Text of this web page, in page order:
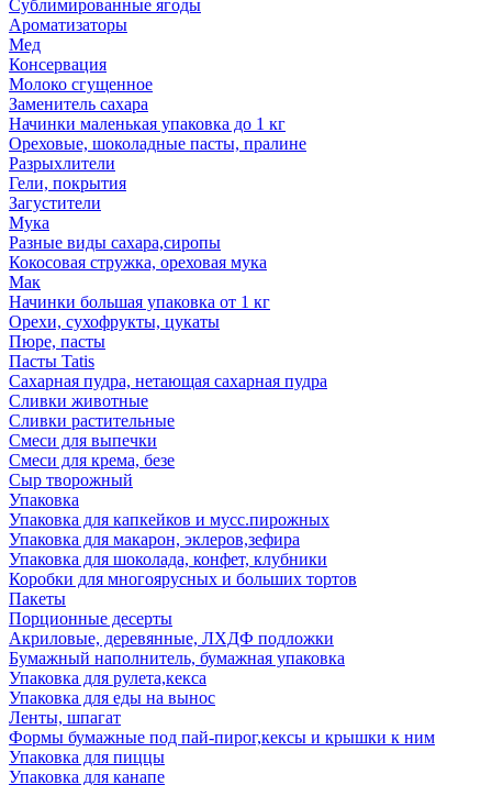
Сублимированные ягоды
Ароматизаторы
Мед
Консервация
Молоко сгущенное
Заменитель сахара
Начинки маленькая упаковка до 1 кг
Ореховые, шоколадные пасты, пралине
Разрыхлители
Гели, покрытия
Загустители
Мука
Разные виды сахара,сиропы
Кокосовая стружка, ореховая мука
Мак
Начинки большая упаковка от 1 кг
Орехи, сухофрукты, цукаты
Пюре, пасты
Пасты Tatis
Сахарная пудра, нетающая сахарная пудра
Сливки животные
Сливки растительные
Смеси для выпечки
Смеси для крема, безе
Сыр творожный
Упаковка
Упаковка для капкейков и мусс.пирожных
Упаковка для макарон, эклеров,зефира
Упаковка для шоколада, конфет, клубники
Коробки для многоярусных и больших тортов
Пакеты
Порционные десерты
Акриловые, деревянные, ЛХДФ подложки
Бумажный наполнитель, бумажная упаковка
Упаковка для рулета,кекса
Упаковка для еды на вынос
Ленты, шпагат
Формы бумажные под пай-пирог,кексы и крышки к ним
Упаковка для пиццы
Упаковка для канапе